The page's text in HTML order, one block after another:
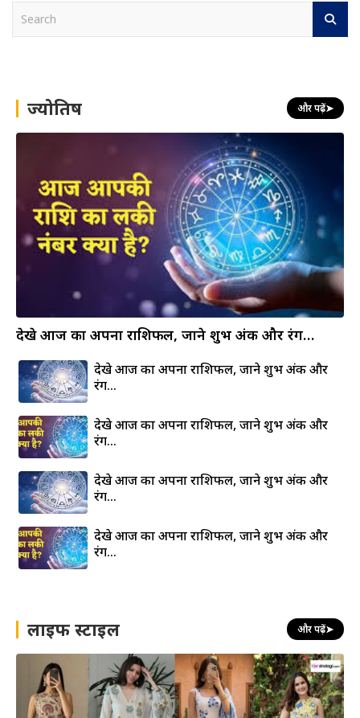
h ज्योतिष और पढ़ें➤
देखे आज का अपना राशिफल, जाने शुभ अंक और रंग…
देखे आज का अपना राशिफल, जाने शुभ अंक और
रंग…
देखे आज का अपना राशिफल, जाने शुभ अंक और
रंग…
देखे आज का अपना राशिफल, जाने शुभ अंक और
रंग…
देखे आज का अपना राशिफल, जाने शुभ अंक और
रंग…
लाइफ स्टाइल और पढ़ें➤